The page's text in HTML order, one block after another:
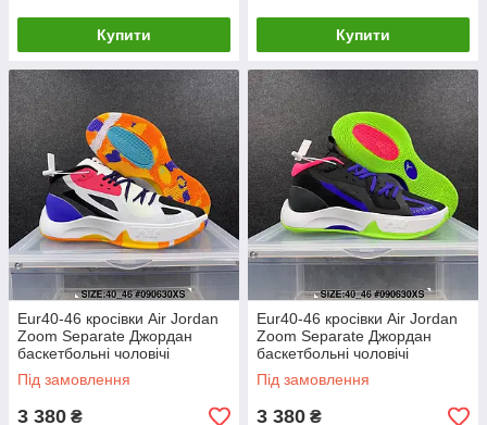
Купити Купити
Eur40-46 кросівки Air Jordan
Zoom Separate Джордан
баскетбольні чоловічі
Під замовлення
3 380 ₴
Eur40-46 кросівки Air Jordan
Zoom Separate Джордан
баскетбольні чоловічі
Під замовлення
3 380 ₴